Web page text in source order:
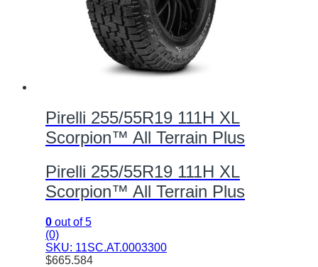
Pirelli 255/55R19 111H XL
Scorpion™ All Terrain Plus
Pirelli 255/55R19 111H XL
Scorpion™ All Terrain Plus
0 out of 5
(0)
SKU: 11SC.AT.0003300
$665.584